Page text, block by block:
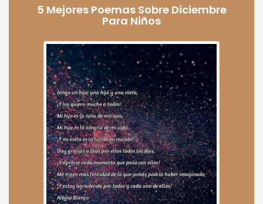
5 Mejores Poemas Sobre Diciembre
Para Niños